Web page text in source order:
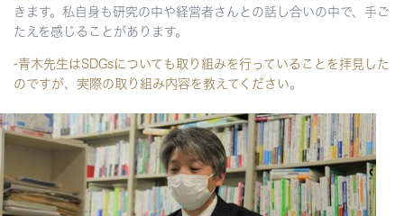
きます。私自身も研究の中や経営者さんとの話し合いの中で、手ご
たえを感じることがあります。
-青木先生はSDGsについても取り組みを行っていることを拝見した
のですが、実際の取り組み内容を教えてください。